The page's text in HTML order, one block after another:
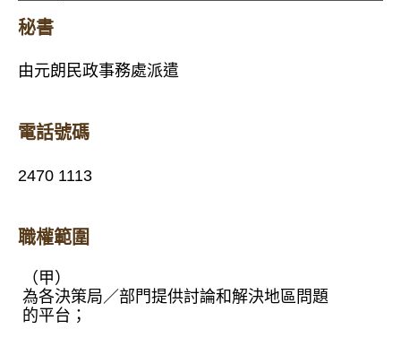
秘書
由元朗民政事務處派遣
電話號碼
2470 1113
職權範圍
（甲）
為各決策局／部門提供討論和解決地區問題
的平台；